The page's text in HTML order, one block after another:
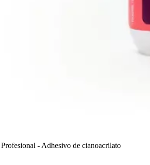
- Adhesivo de cianoacrilato